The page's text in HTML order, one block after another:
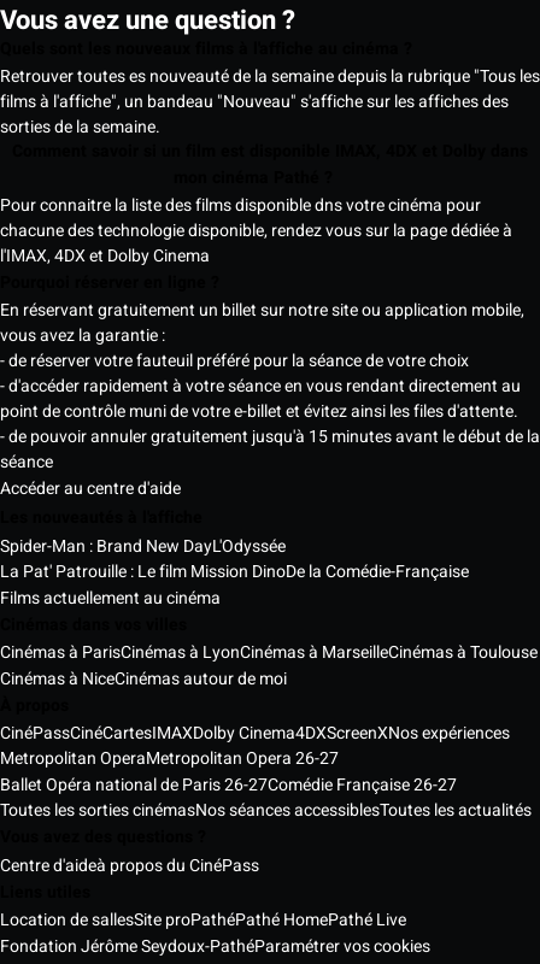
Vous avez une question ?
Retrouver toutes es nouveauté de la semaine depuis la rubrique "Tous les
films à l'affiche", un bandeau "Nouveau" s'affiche sur les affiches des
sorties de la semaine.
Pour connaitre la liste des films disponible dns votre cinéma pour
chacune des technologie disponible, rendez vous sur la page dédiée à
l'IMAX, 4DX et Dolby Cinema
En réservant gratuitement un billet sur notre site ou application mobile,
vous avez la garantie :
- de réserver votre fauteuil préféré pour la séance de votre choix
- d'accéder rapidement à votre séance en vous rendant directement au
point de contrôle muni de votre e-billet et évitez ainsi les files d'attente.
- de pouvoir annuler gratuitement jusqu'à 15 minutes avant le début de la
séance
Accéder au centre d'aide
Spider-Man : Brand New DayL'Odyssée
La Pat' Patrouille : Le film Mission DinoDe la Comédie-Française
Films actuellement au cinéma
Cinémas à ParisCinémas à LyonCinémas à MarseilleCinémas à Toulouse
Cinémas à NiceCinémas autour de moi
CinéPassCinéCartesIMAXDolby Cinema4DXScreenXNos expériences
Metropolitan OperaMetropolitan Opera 26-27
Ballet Opéra national de Paris 26-27Comédie Française 26-27
Toutes les sorties cinémasNos séances accessiblesToutes les actualités
Centre d'aideà propos du CinéPass
Location de sallesSite proPathéPathé HomePathé Live
Fondation Jérôme Seydoux-PathéParamétrer vos cookies